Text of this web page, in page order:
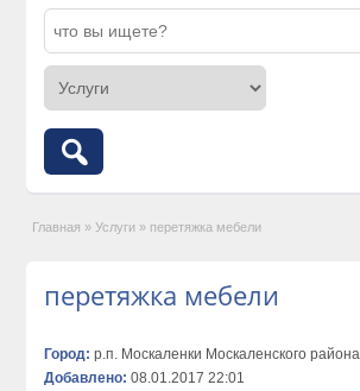
Главная » Услуги » перетяжка мебели
перетяжка мебели
Город: р.п. Москаленки Москаленского района
Добавлено: 08.01.2017 22:01